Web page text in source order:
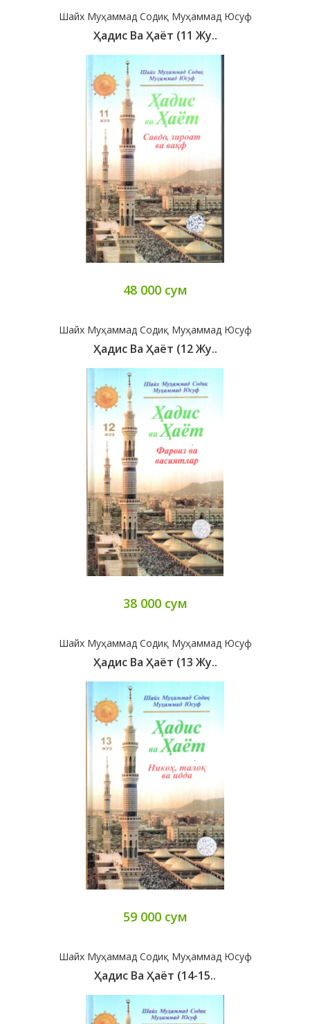
Шайх Муҳаммад Содиқ Муҳаммад Юсуф
Ҳадис Ва Ҳаёт (11 Жу..
48 000 сум
Шайх Муҳаммад Содиқ Муҳаммад Юсуф
Ҳадис Ва Ҳаёт (12 Жу..
38 000 сум
Шайх Муҳаммад Содиқ Муҳаммад Юсуф
Ҳадис Ва Ҳаёт (13 Жу..
59 000 сум
Шайх Муҳаммад Содиқ Муҳаммад Юсуф
Ҳадис Ва Ҳаёт (14-15..